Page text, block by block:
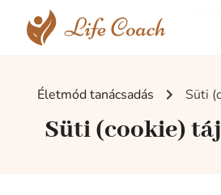
Életmód tanácsadás Süti
Süti (cookie)